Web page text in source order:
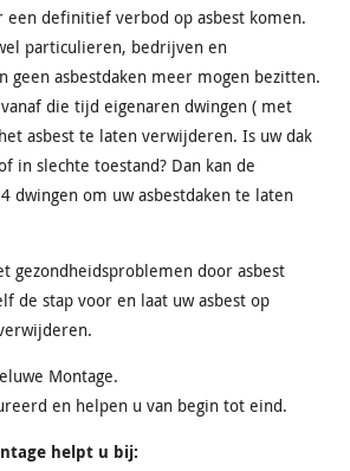
een definitief verbod op asbest komen.
particulieren, bedrijven en
geen asbestdaken meer mogen bezitten.
die tijd eigenaren dwingen ( met
asbest te laten verwijderen. Is uw dak
in slechte toestand? Dan kan de
dwingen om uw asbestdaken te laten
gezondheidsproblemen door asbest
de stap voor en laat uw asbest op
Montage.
en helpen u van begin tot eind.
helpt u bij: